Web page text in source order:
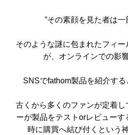
”その素顔を見た者は一
そのような謎に包まれたフィ
が、オンラインでの影
SNSでfathom製品を紹介する
古くから多くのファンが定着
ーが製品をテストorレビュー
時に購買へ結び付くという